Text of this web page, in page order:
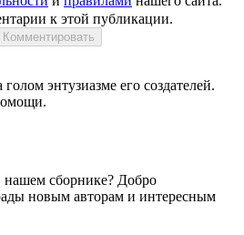
к этой публикации.
Комментировать
энтузиазме его создателей.
нашем сборнике? Добро
новым авторам и интересным